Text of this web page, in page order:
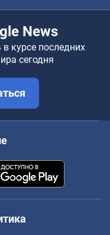
News
курсе последних
сегодня